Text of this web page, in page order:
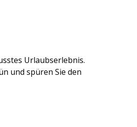
Urlaubserlebnis.
und spüren Sie den